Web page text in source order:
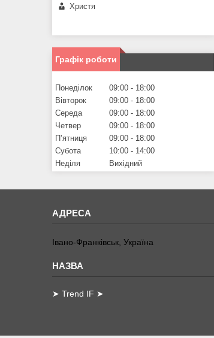
Христя
Графік роботи
Понеділок 09:00
18:00
Вівторок
09:00
18:00
Середа
09:00
18:00
Четвер
09:00
18:00
Пʼятниця
09:00
18:00
Субота
10:00
14:00
Неділя
Вихідний
Івано-Франківськ, Україна
➤ Trend IF ➤